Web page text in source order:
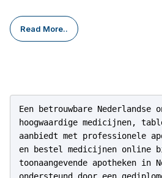
Read More..
Een betrouwbare Nederlandse
hoogwaardige medicijnen,
aanbiedt met professionele
en bestel medicijnen online
toonaangevende apotheken in